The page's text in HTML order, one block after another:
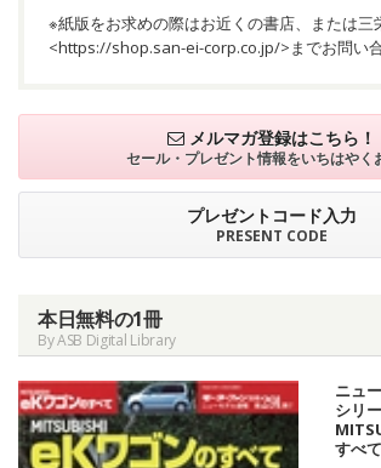
※紙版をお求めの際はお近くの書店、または三
<https://shop.san-ei-corp.co.jp/>までお問い
メルマガ登録はこちら！
セール・プレゼント情報をいちはやく
プレゼントコード入力
PRESENT CODE
本日無料の1冊
By ASB Digital Library
ニュ
シリ
すべて